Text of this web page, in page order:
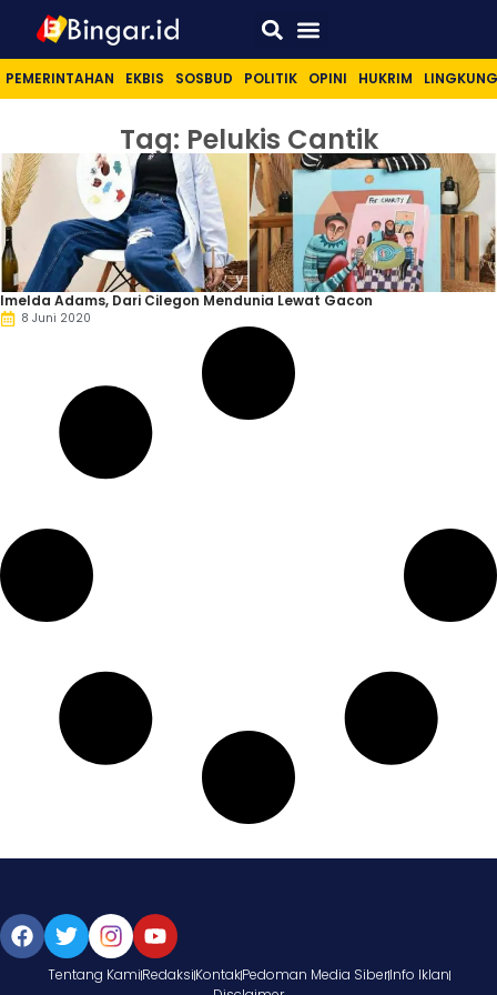
PEMERINTAHAN EKBIS SOSBUD POLITIK OPINI HUKRIM
Tag: Pelukis Cantik
Imelda Adams, Dari Cilegon Mendunia Lewat Gacon
8 Juni 2020
Tentang KamiRedaksiKontakPedoman Media SiberInfo Iklan